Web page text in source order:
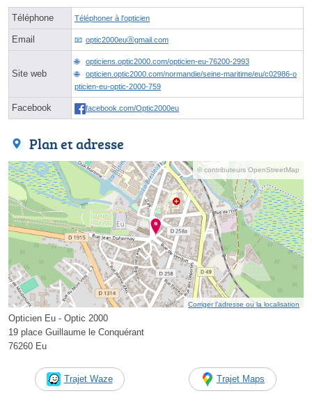
Téléphone Téléphoner à l'opticien
Email optic2000euⓐgmail.com
Site web
opticiens.optic2000.com/opticien-eu-76200-2993
opticien.optic2000.com/normandie/seine-maritime/eu/c02986-o
pticien-eu-optic-2000-759
Facebook facebook.com/Optic2000eu
Plan et adresse
© contributeurs OpenStreetMap
Corriger l’adresse ou la localisation
Opticien Eu - Optic 2000
19 place Guillaume le Conquérant
76260 Eu
Trajet Waze Trajet Maps